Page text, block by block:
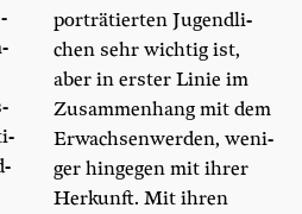
por­trä­tier­ten Jugend­li­
chen sehr wich­tig ist,
aber in ers­ter Linie im
Zusam­men­hang mit dem
Erwach­sen­wer­den, weni­
ger hin­ge­gen mit ihrer
Her­kunft. Mit ihren